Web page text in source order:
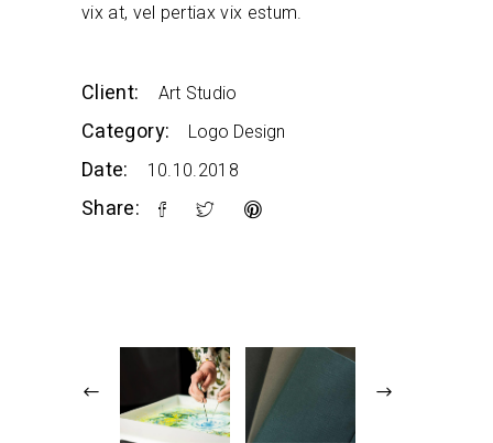
vix at, vel pertiax vix estum.
Client: Art Studio
Category: Logo Design
Date: 10.10.2018
Share: